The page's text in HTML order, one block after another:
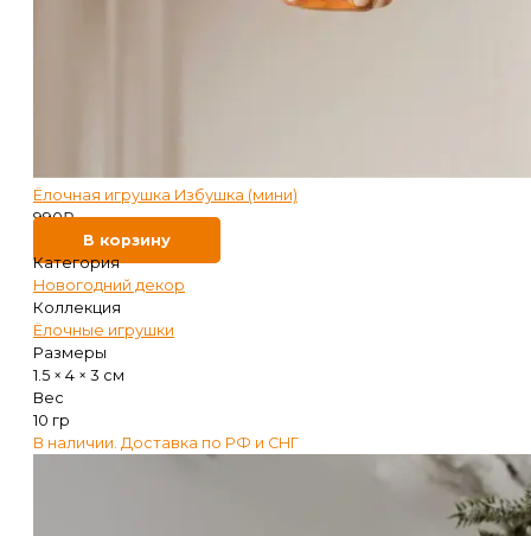
Ёлочная игрушка Избушка (мини)
990₽
В корзину
Категория
Новогодний декор
Коллекция
Ёлочные игрушки
Размеры
1.5 × 4 × 3 см
Вес
10 гр
В наличии. Доставка по РФ и СНГ